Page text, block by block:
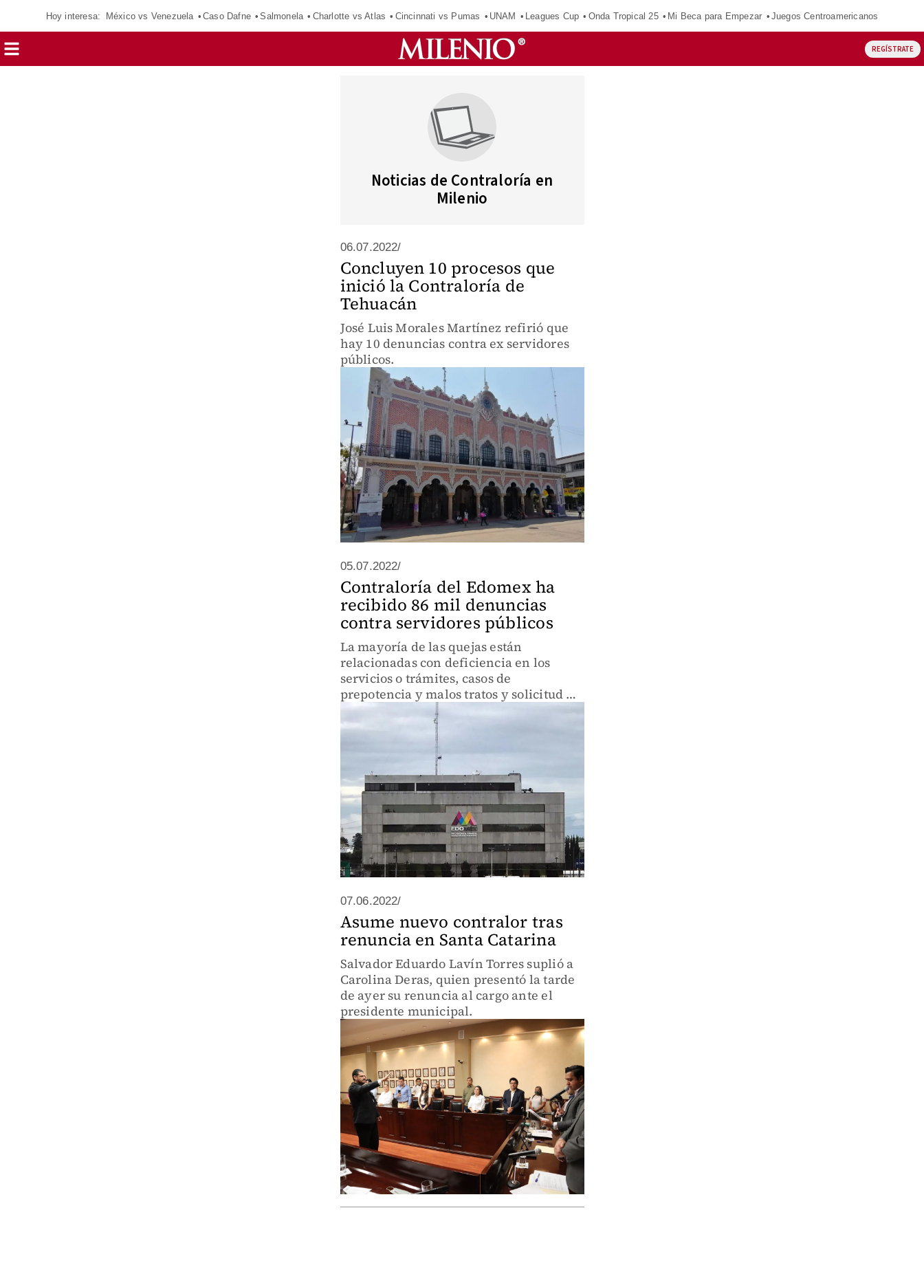
Hoy interesa: México vs Venezuela Caso Dafne Salmonela Charlotte vs Atlas Cincinnati vs Pumas UNAM Leagues Cup Onda Tropical 25 Mi Beca para Empezar Juegos Centroamericanos
REGÍSTRATE
Noticias de Contraloría en
Milenio
06.07.2022/
Concluyen 10 procesos que
inició la Contraloría de
Tehuacán
José Luis Morales Martínez refirió que
hay 10 denuncias contra ex servidores
públicos.
05.07.2022/
Contraloría del Edomex ha
recibido 86 mil denuncias
contra servidores públicos
La mayoría de las quejas están
relacionadas con deficiencia en los
servicios o trámites, casos de
prepotencia y malos tratos y solicitud de
dádivas.
07.06.2022/
Asume nuevo contralor tras
renuncia en Santa Catarina
Salvador Eduardo Lavín Torres suplió a
Carolina Deras, quien presentó la tarde
de ayer su renuncia al cargo ante el
presidente municipal.